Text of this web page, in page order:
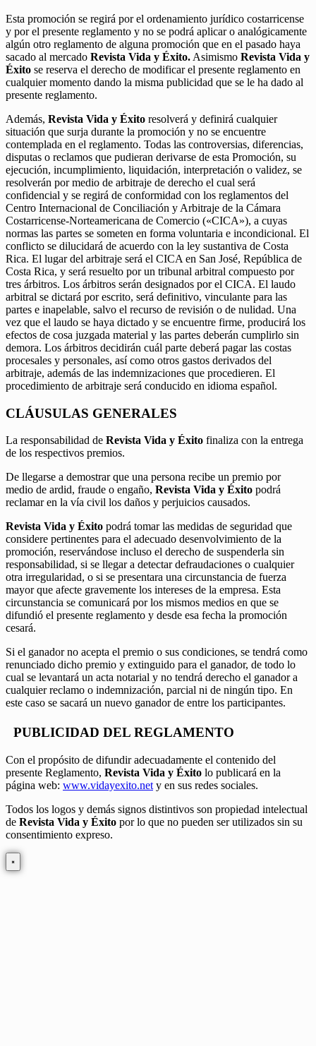
Esta promoción se regirá por el ordenamiento jurídico costarricense
y por el presente reglamento y no se podrá aplicar o analógicamente
algún otro reglamento de alguna promoción que en el pasado haya
sacado al mercado Revista Vida y Éxito. Asimismo Revista Vida y
Éxito se reserva el derecho de modificar el presente reglamento en
cualquier momento dando la misma publicidad que se le ha dado al
presente reglamento.
Además, Revista Vida y Éxito resolverá y definirá cualquier
situación que surja durante la promoción y no se encuentre
contemplada en el reglamento. Todas las controversias, diferencias,
disputas o reclamos que pudieran derivarse de esta Promoción, su
ejecución, incumplimiento, liquidación, interpretación o validez, se
resolverán por medio de arbitraje de derecho el cual será
confidencial y se regirá de conformidad con los reglamentos del
Centro Internacional de Conciliación y Arbitraje de la Cámara
Costarricense-Norteamericana de Comercio («CICA»), a cuyas
normas las partes se someten en forma voluntaria e incondicional. El
conflicto se dilucidará de acuerdo con la ley sustantiva de Costa
Rica. El lugar del arbitraje será el CICA en San José, República de
Costa Rica, y será resuelto por un tribunal arbitral compuesto por
tres árbitros. Los árbitros serán designados por el CICA. El laudo
arbitral se dictará por escrito, será definitivo, vinculante para las
partes e inapelable, salvo el recurso de revisión o de nulidad. Una
vez que el laudo se haya dictado y se encuentre firme, producirá los
efectos de cosa juzgada material y las partes deberán cumplirlo sin
demora. Los árbitros decidirán cuál parte deberá pagar las costas
procesales y personales, así como otros gastos derivados del
arbitraje, además de las indemnizaciones que procedieren. El
procedimiento de arbitraje será conducido en idioma español.
CLÁUSULAS GENERALES
La responsabilidad de Revista Vida y Éxito finaliza con la entrega
de los respectivos premios.
De llegarse a demostrar que una persona recibe un premio por
medio de ardid, fraude o engaño, Revista Vida y Éxito podrá
reclamar en la vía civil los daños y perjuicios causados.
Revista Vida y Éxito podrá tomar las medidas de seguridad que
considere pertinentes para el adecuado desenvolvimiento de la
promoción, reservándose incluso el derecho de suspenderla sin
responsabilidad, si se llegar a detectar defraudaciones o cualquier
otra irregularidad, o si se presentara una circunstancia de fuerza
mayor que afecte gravemente los intereses de la empresa. Esta
circunstancia se comunicará por los mismos medios en que se
difundió el presente reglamento y desde esa fecha la promoción
cesará.
Si el ganador no acepta el premio o sus condiciones, se tendrá como
renunciado dicho premio y extinguido para el ganador, de todo lo
cual se levantará un acta notarial y no tendrá derecho el ganador a
cualquier reclamo o indemnización, parcial ni de ningún tipo. En
este caso se sacará un nuevo ganador de entre los participantes.
PUBLICIDAD DEL REGLAMENTO
Con el propósito de difundir adecuadamente el contenido del
presente Reglamento, Revista Vida y Éxito lo publicará en la
página web: www.vidayexito.net y en sus redes sociales.
Todos los logos y demás signos distintivos son propiedad intelectual
de Revista Vida y Éxito por lo que no pueden ser utilizados sin su
consentimiento expreso.
×